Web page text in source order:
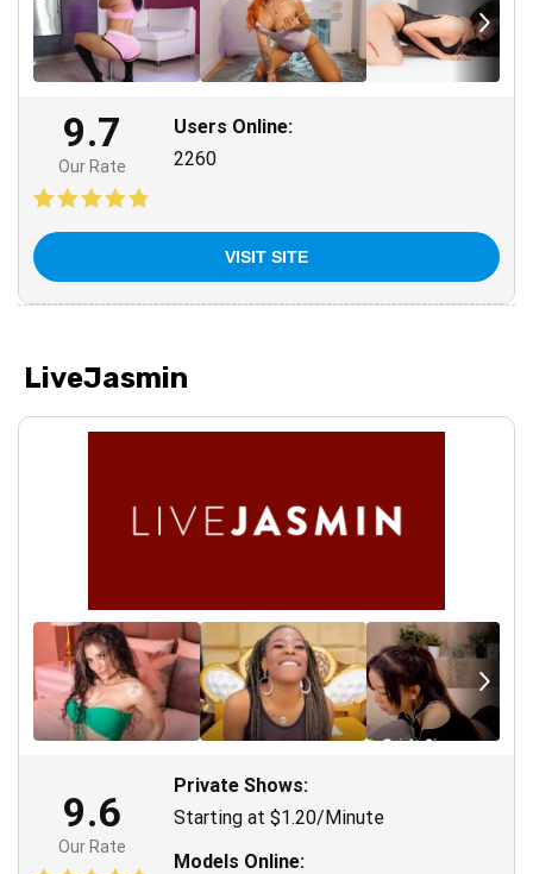
Users Online:
2260
9.7
Our Rate
VISIT SITE
LiveJasmin
Private Shows:
Starting at $1.20/Minute
Models Online:
9.6
Our Rate